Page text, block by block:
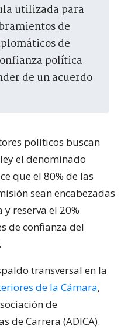
de
de
política
de un acuerdo
políticos buscan
el denominado
que el 80% de las
sean encabezadas
reserva el 20%
de confianza del
transversal en la
de la Cámara,
de
de Carrera (ADICA).